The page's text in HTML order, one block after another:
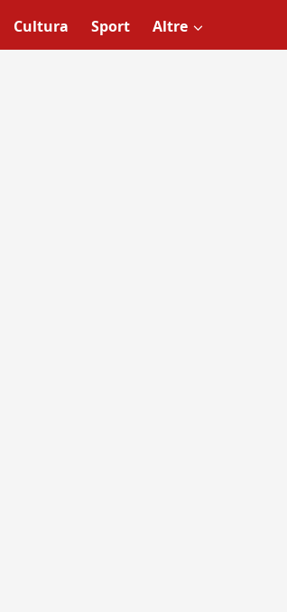
Cultura Sport Altre